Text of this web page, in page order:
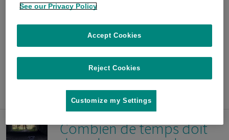
jardin
Se lancer dans un entrainement d'Agility
avec votre chien est plus facile que vous ne
le pensez, et facilement installable dans
votre jardin.
Combien de temps doit
See our Privacy Policy
Reject Cookies
Accept Cookies
Customize my Settings